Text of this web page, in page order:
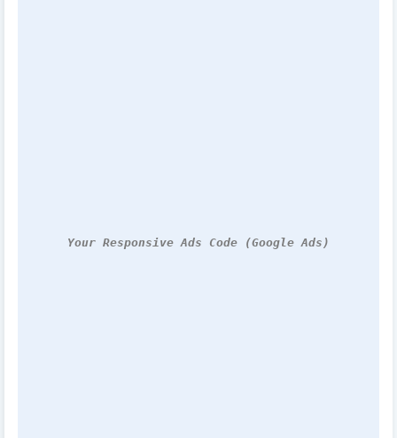
Your Responsive Ads Code (Google Ads)